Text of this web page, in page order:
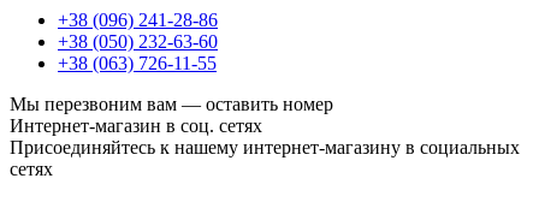
+38 (096) 241-28-86
+38 (050) 232-63-60
+38 (063) 726-11-55
Мы перезвоним вам — оставить номер
Интернет-магазин в соц. сетях
Присоединяйтесь к нашему интернет-магазину в социальных
сетях